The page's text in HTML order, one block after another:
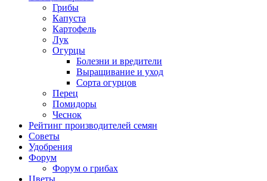
Грибы
Капуста
Картофель
Лук
Огурцы
Болезни и вредители
Выращивание и уход
Сорта огурцов
Перец
Помидоры
Чеснок
Рейтинг производителей семян
Советы
Удобрения
Форум
Форум о грибах
Цветы